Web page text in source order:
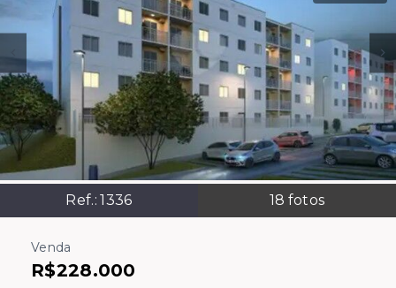
Ref.:1336 18 fotos
Venda
R$228.000